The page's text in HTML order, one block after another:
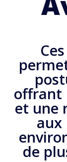
offrant
et une
aux
de